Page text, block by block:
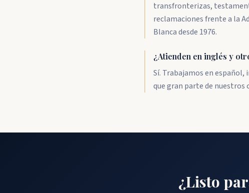
transfronterizas,
reclamaciones frente a la
Blanca desde 1976.
¿Atienden en inglés y
Sí. Trabajamos en
que gran parte de
¿Listo